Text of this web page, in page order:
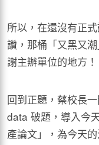
所以，在還沒有正
讚，那桶「又黑又
謝主辦單位的地方！
回到正題，蔡校長
data 破題，導入今
產論文」，為今天